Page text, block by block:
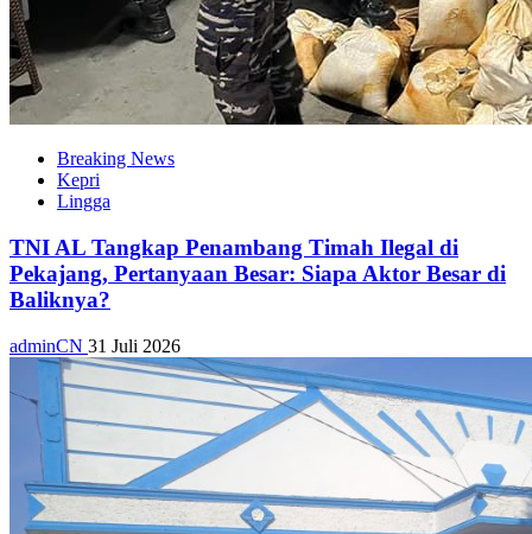
Breaking News
Kepri
Lingga
TNI AL Tangkap Penambang Timah Ilegal di
Pekajang, Pertanyaan Besar: Siapa Aktor Besar di
Baliknya?
adminCN 31 Juli 2026